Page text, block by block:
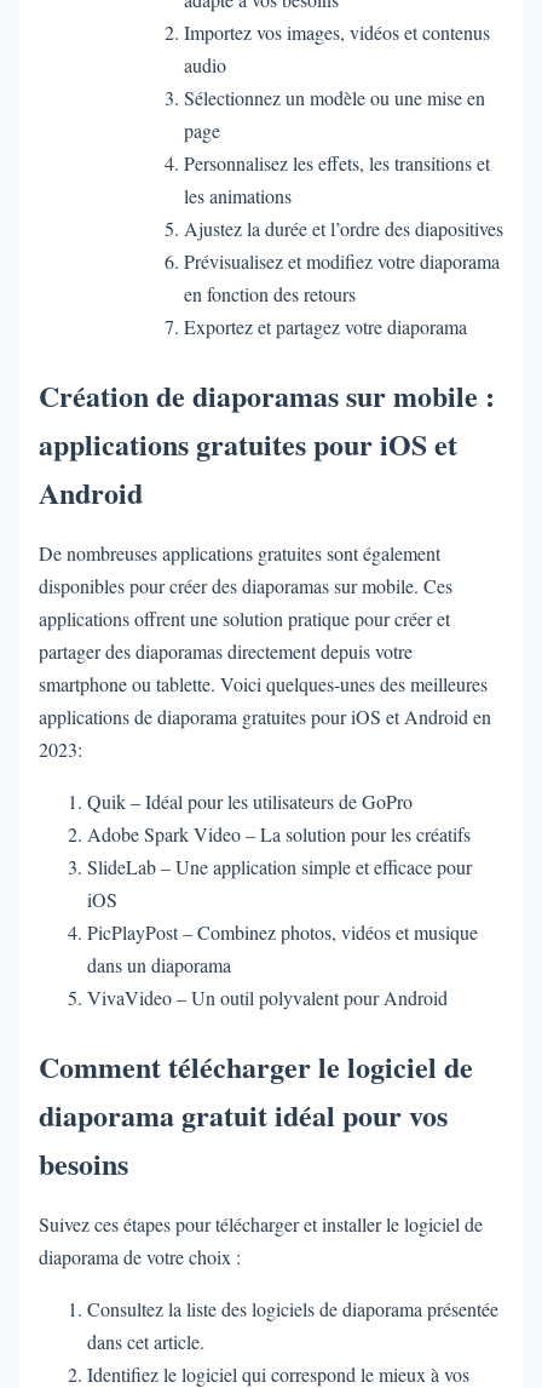
Importez vos images, vidéos et contenus
audio
Sélectionnez un modèle ou une mise en
page
Personnalisez les effets, les transitions et
les animations
Ajustez la durée et l’ordre des diapositives
Prévisualisez et modifiez votre diaporama
en fonction des retours
Exportez et partagez votre diaporama
Création de diaporamas sur mobile :
applications gratuites pour iOS et
Android
De nombreuses applications gratuites sont également
disponibles pour créer des diaporamas sur mobile. Ces
applications offrent une solution pratique pour créer et
partager des diaporamas directement depuis votre
smartphone ou tablette. Voici quelques-unes des meilleures
applications de diaporama gratuites pour iOS et Android en
2023:
Quik – Idéal pour les utilisateurs de GoPro
Adobe Spark Video – La solution pour les créatifs
SlideLab – Une application simple et efficace pour
iOS
PicPlayPost – Combinez photos, vidéos et musique
dans un diaporama
VivaVideo – Un outil polyvalent pour Android
Comment télécharger le logiciel de
diaporama gratuit idéal pour vos
besoins
Suivez ces étapes pour télécharger et installer le logiciel de
diaporama de votre choix :
Consultez la liste des logiciels de diaporama présentée
dans cet article.
Identifiez le logiciel qui correspond le mieux à vos